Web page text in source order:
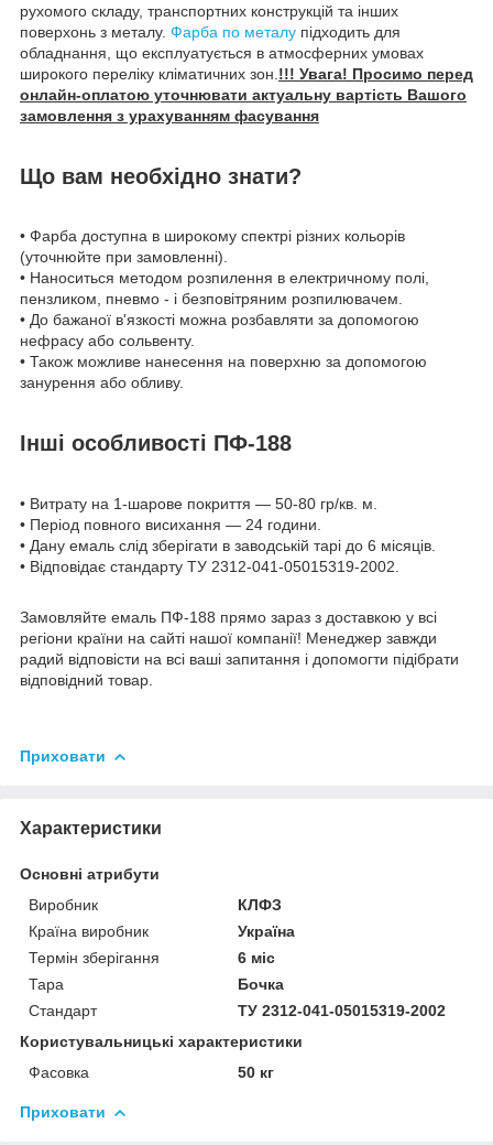
рухомого складу, транспортних конструкцій та інших
поверхонь з металу. Фарба по металу підходить для
обладнання, що експлуатується в атмосферних умовах
широкого переліку кліматичних зон. !!! Увага! Просимо перед
онлайн-оплатою уточнювати актуальну вартість Вашого
замовлення з урахуванням фасування
Що вам необхідно знати?
• Фарба доступна в широкому спектрі різних кольорів
(уточнюйте при замовленні).
• Наноситься методом розпилення в електричному полі,
пензликом, пневмо - і безповітряним розпилювачем.
• До бажаної в'язкості можна розбавляти за допомогою
нефрасу або сольвенту.
• Також можливе нанесення на поверхню за допомогою
занурення або обливу.
Інші особливості ПФ-188
• Витрату на 1-шарове покриття — 50-80 гр/кв. м.
• Період повного висихання — 24 години.
• Дану емаль слід зберігати в заводській тарі до 6 місяців.
• Відповідає стандарту ТУ 2312-041-05015319-2002.
Замовляйте емаль ПФ-188 прямо зараз з доставкою у всі
регіони країни на сайті нашої компанії! Менеджер завжди
радий відповісти на всі ваші запитання і допомогти підібрати
відповідний товар.
Приховати
Характеристики
Основні атрибути
Виробник
КЛФЗ
Країна виробник
Україна
Термін зберігання
6 міс
Тара
Бочка
Стандарт
ТУ 2312-041-05015319-2002
Користувальницькі характеристики
Фасовка
50 кг
Приховати